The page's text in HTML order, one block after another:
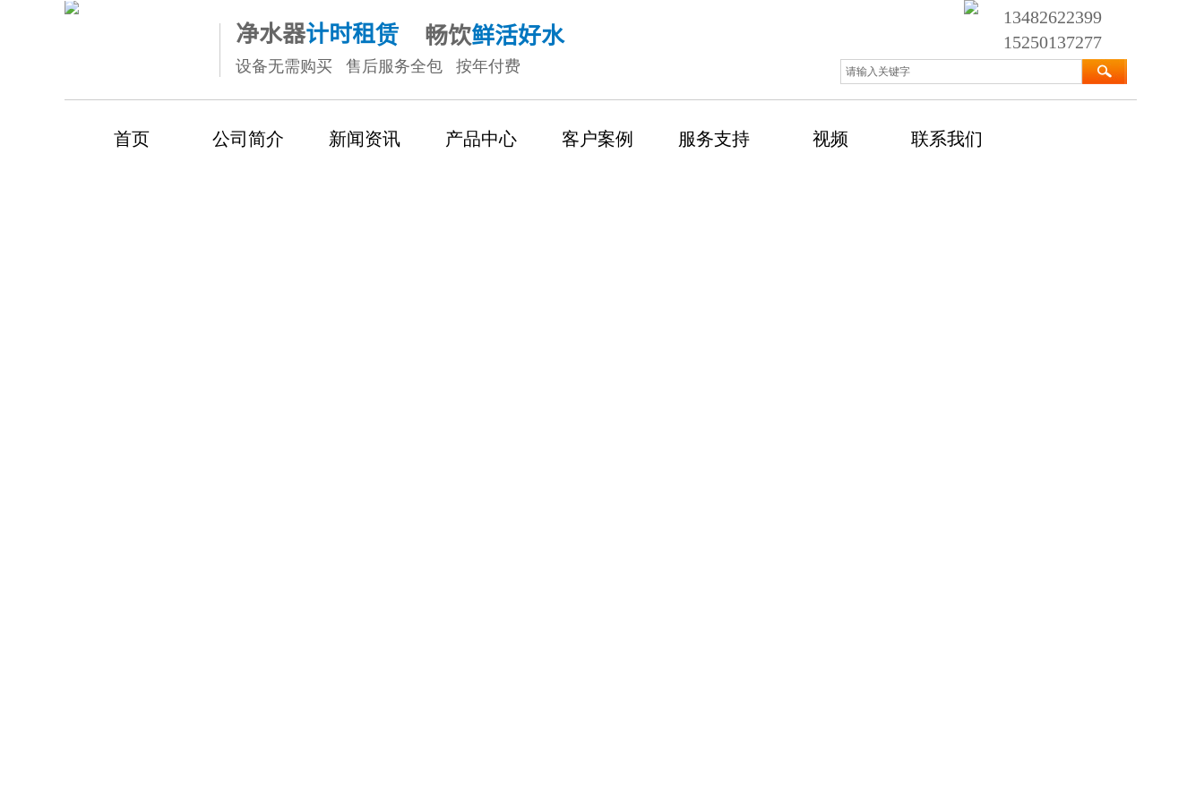
13482622399
15250137277
净水器计时租赁 畅饮鲜活好水
设备无需购买 售后服务全包 按年付费
首页 公司简介 新闻资讯 产品中心 客户案例 服务支持 视频 联系我们